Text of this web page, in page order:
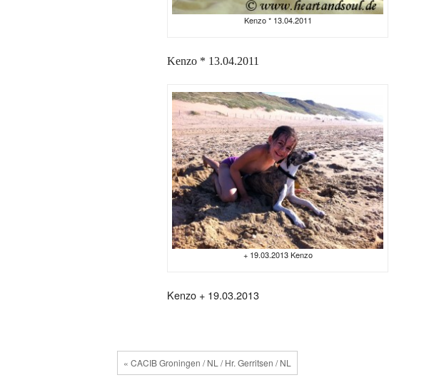
Kenzo * 13.04.2011
Kenzo * 13.04.2011
+ 19.03.2013 Kenzo
Kenzo + 19.03.2013
« CACIB Groningen / NL / Hr. Gerritsen / NL